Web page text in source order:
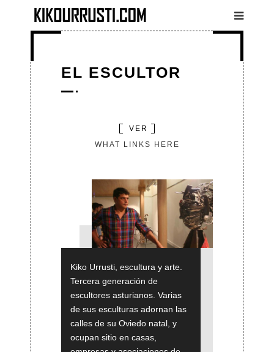
Pasar al contenido principal
EL ESCULTOR
SOLAPASVER
WHAT LINKS HERE
Kiko Urrusti, escultura y arte.
Tercera generación de
escultores asturianos. Varias
de sus esculturas adornan las
calles de su Oviedo natal, y
ocupan sitio en casas,